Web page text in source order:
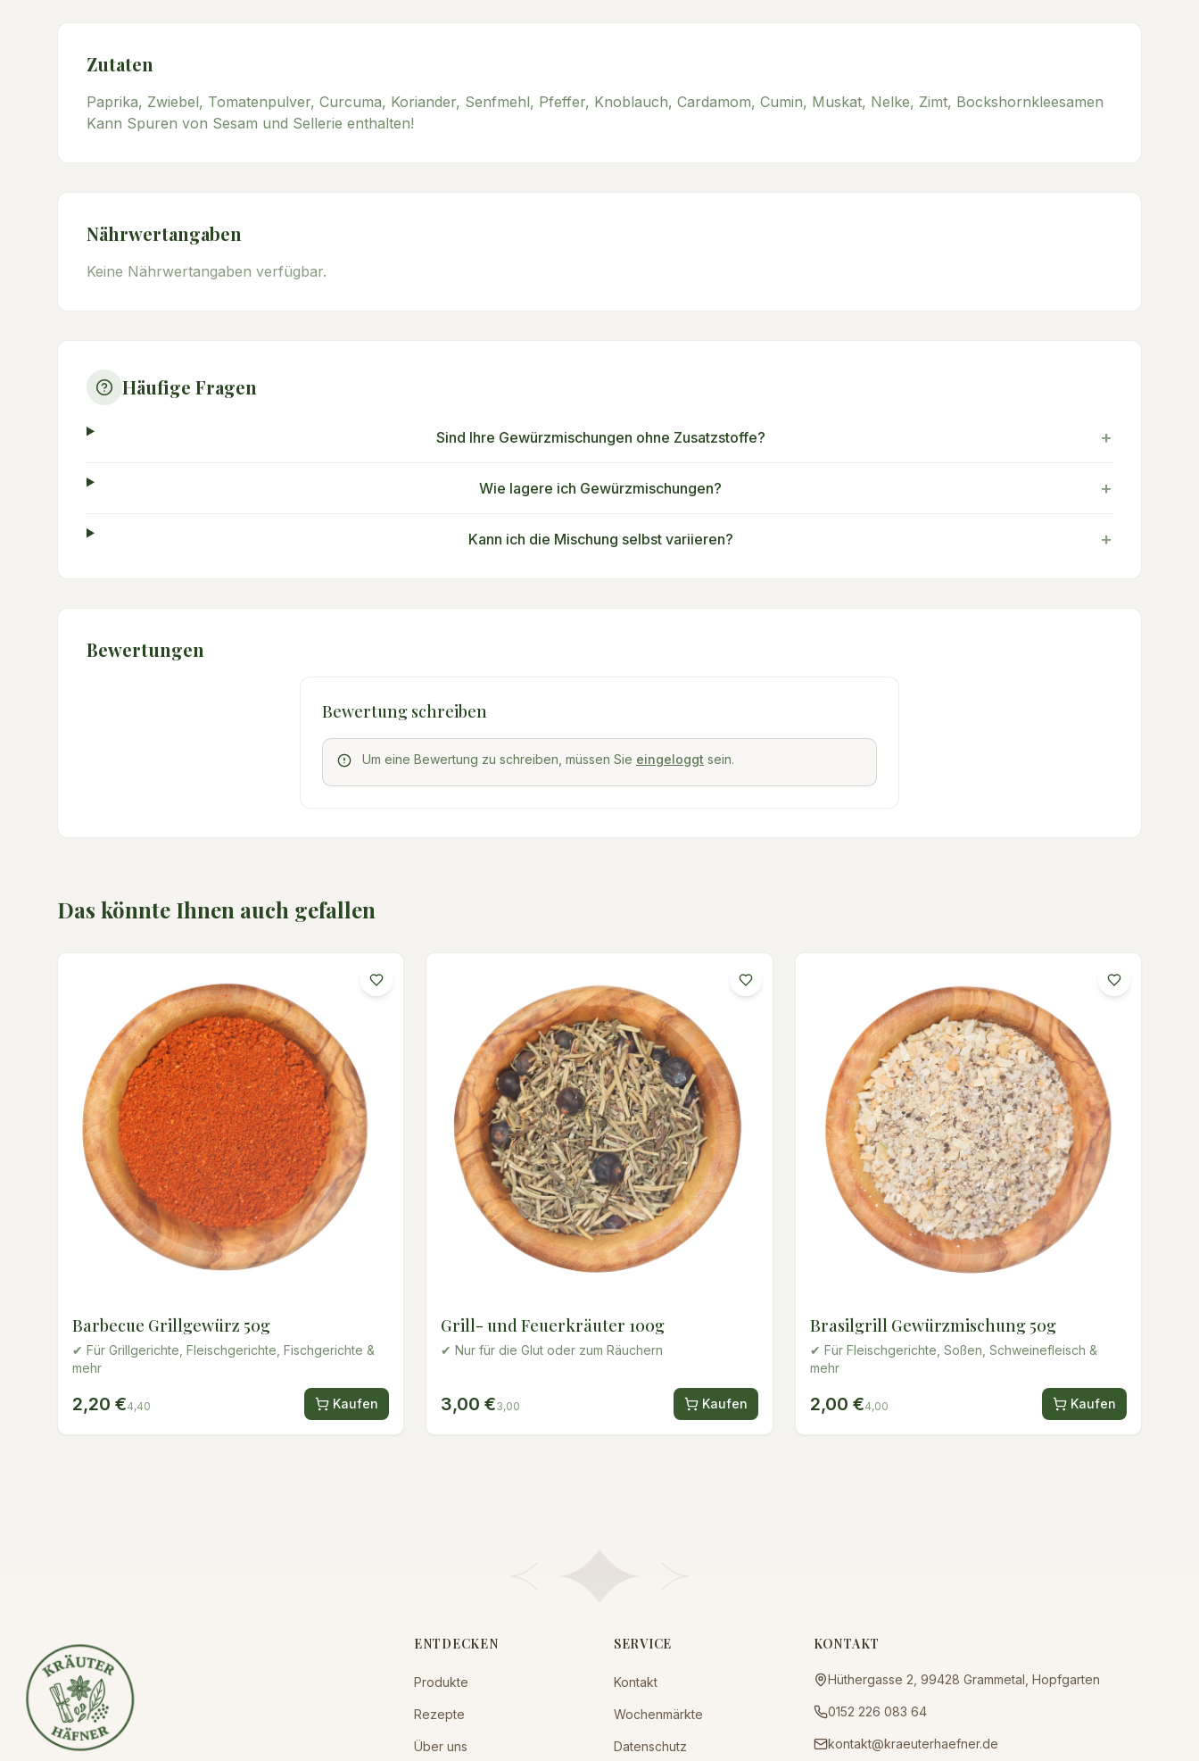
Zutaten
Paprika, Zwiebel, Tomatenpulver, Curcuma, Koriander, Senfmehl, Pfeffer, Knoblauch, Cardamom, Cumin, Muskat, Nelke, Zimt, Bockshornkleesamen
Kann Spuren von Sesam und Sellerie enthalten!
Nährwertangaben
Keine Nährwertangaben verfügbar.
Häufige Fragen
Sind Ihre Gewürzmischungen ohne Zusatzstoffe? +
Wie lagere ich Gewürzmischungen? +
Kann ich die Mischung selbst variieren? +
Bewertungen
Bewertung schreiben
Um eine Bewertung zu schreiben, müssen Sie eingeloggt sein.
Das könnte Ihnen auch gefallen
Barbecue Grillgewürz 50g
✔ Für Grillgerichte, Fleischgerichte, Fischgerichte &
mehr
2,20 €4,40 Kaufen
Grill- und Feuerkräuter 100g
✔ Nur für die Glut oder zum Räuchern
3,00 €3,00 Kaufen
Brasilgrill Gewürzmischung 50g
✔ Für Fleischgerichte, Soßen, Schweinefleisch &
mehr
2,00 €4,00 Kaufen
ENTDECKEN
Produkte
Rezepte
Über uns
SERVICE
Kontakt
Wochenmärkte
Datenschutz
KONTAKT
Hüthergasse 2, 99428 Grammetal, Hopfgarten
0152 226 083 64
kontakt@kraeuterhaefner.de